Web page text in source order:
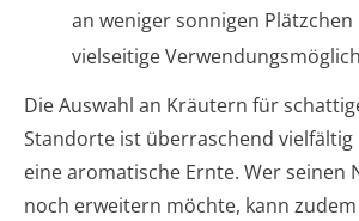
an weniger sonnigen
vielseitige
Die Auswahl an Kräutern für
Standorte ist überraschend
eine aromatische Ernte. Wer seinen
noch erweitern möchte, kann zudem